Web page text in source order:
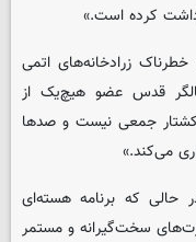
کرده است.»
زرادخانه‌های اتمی
قدس عضو هیچ‌یک از
جمعی نیست و صدها
می‌کند.»
حالی که برنامه هسته‌ای
سخت‌گیرانه و مستمر